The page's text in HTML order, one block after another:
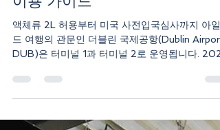
7월 11일
4분 분량
2026년 아일랜드 더블린 공항
이용 가이드
액체류 2L 허용부터 미국 사전입국심사까지 아일
년 더블린 공항을 이용할 때 가장 먼저 알아두어야